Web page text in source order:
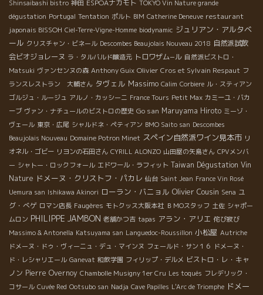
Shinsaibashi bistro 神田 ESPOAナカモト TOKYO Vin Nature grande
dégustation Portugal Tentation ポルト BIM Catherine Deneuve restaurant
japonais BISSOH Ciel-Terre-Vigne-Homme biodynamic ジュリアン・アルタベ
ール クリスチャン・ビネール Descombes Beaujolais Nouveau 2018 自然派試飲
会ビオジョレーヌ ラ・タルバルド醸造元 トロワザム−ル 自然派ビストロ・
Matsuki ヴァンセンヌの森 Anthony Guix Olivier Cros et Sylvain Respaut フ
ランスレストラン 大輔さん タヴェル Massimo Calim Corbiere ル・スティアン
ゴルジュ・ルージュ アルノ・カッシーニ France Tours Petit Max カミーユ・バカ
ーブ ヴァン・ナチュールのビストロの歴史 Go san Maruyama Hiroto ミーゾ・
ヴェール 東京・広尾 シャルドネ・ペティアン BMO Saito san Descombes
Beaujolais Nouveau Domaine Potron Minet スペイン自然派ワイン見本市 リ
オネル・ゴビー リヨンの石田さん CYRILL ALONZO 山田屋の矢島さん CPVメンバ
ー シャトー・ロックフォール エドワール・ラフィット Taiwan Dégustation Vin
Nature ドメーヌ・クリストフ・パカレ 仙台 Saint Jean France Vin Rosé
Uemura san Ishikawa Akinori ローラン・バニョル Olivier Cousin Sena ユ
グ・べゲ ロマン店長 Faugères モトクッス大阪本社 ＢＭОスタッフ 土佐 シャポー
ムロン PHILIPPE JAMBON 老舗かつ吉 tapas アラン・アリエ 侘び寂び
Massimo & Antonella Katsuyama san Languedoc-Roussillon 小松屋 Autriche
ドメーヌ・ドゥ・ヴィーニュ・デュ・マインヌ フェールド・サン１６ ドメーヌ・
ド・レシャリエール Ganevat 和飲学園 フィリップ・デルメ ビストロ・レ・キャ
ノン Pierre Overnoy Chambolle Musigny 1er Cru Les toqués フレデリック・
コサール Cuvée Red Ootsubo san Nadja Cave Papilles L'Arc de Triomphe ドメー